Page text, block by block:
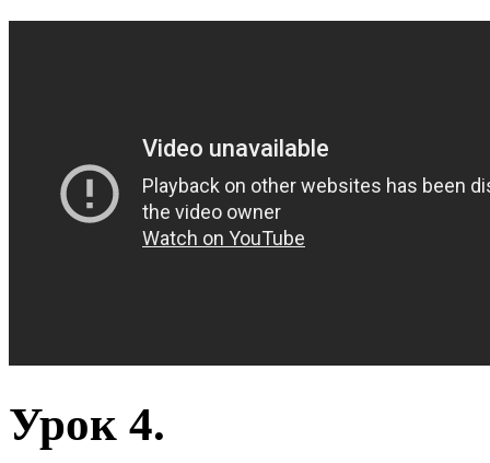
Урок 4.